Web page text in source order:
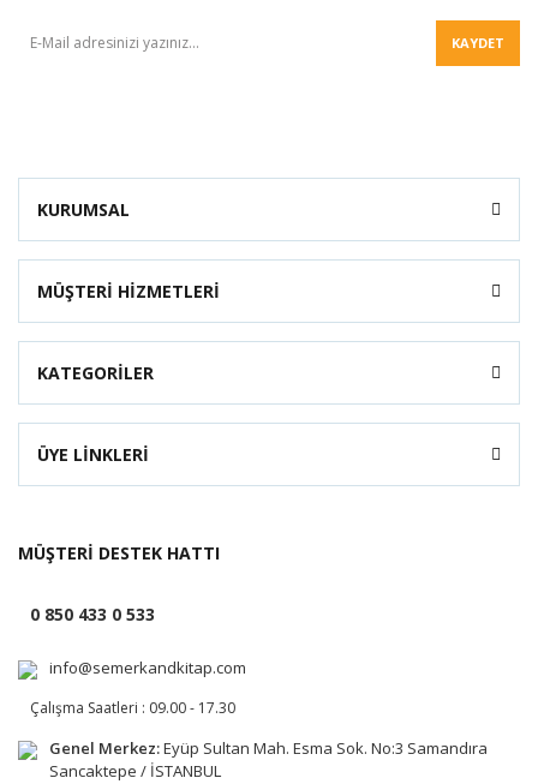
KAYDET
KURUMSAL
MÜŞTERİ HİZMETLERİ
KATEGORİLER
ÜYE LİNKLERİ
MÜŞTERİ DESTEK HATTI
0 850 433 0 533
info@semerkandkitap.com
Çalışma Saatleri : 09.00 - 17.30
Genel Merkez:Eyüp Sultan Mah. Esma Sok. No:3 Samandıra
Sancaktepe / İSTANBUL